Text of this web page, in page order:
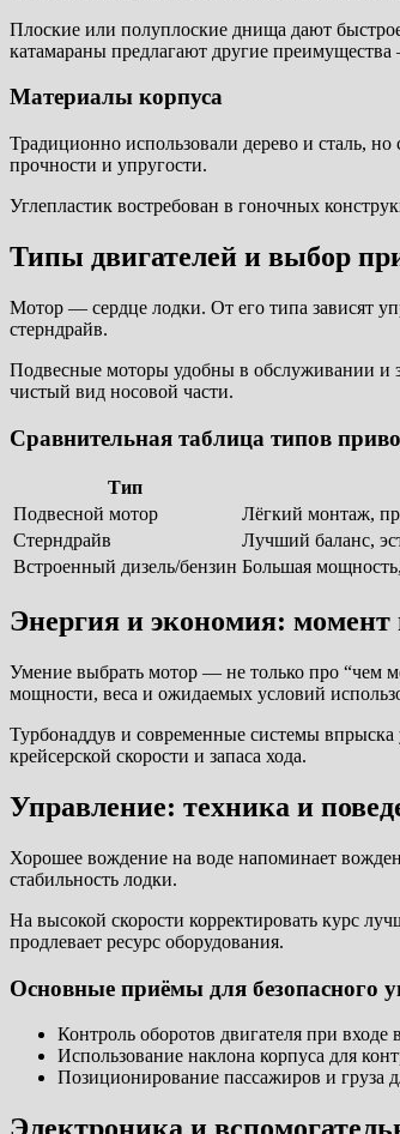
Плоские или полуплоские днища дают
катамараны предлагают другие
Материалы корпуса
Традиционно использовали дерево и сталь,
прочности и упругости.
Углепластик востребован в гоночных
Типы двигателей и выбор
Мотор — сердце лодки. От его типа зависят
стерндрайв.
Подвесные моторы удобны в обслуживании и
чистый вид носовой части.
Сравнительная таблица типов
Тип
Подвесной мотор
Лёгкий монтаж,
Стерндрайв
Лучший баланс,
Встроенный дизель/бензин Большая
Энергия и экономия: момент
Умение выбрать мотор — не только про “чем
мощности, веса и ожидаемых условий
Турбонаддув и современные системы впрыска
крейсерской скорости и запаса хода.
Управление: техника и
Хорошее вождение на воде напоминает
стабильность лодки.
На высокой скорости корректировать курс
продлевает ресурс оборудования.
Основные приёмы для безопасного
Контроль оборотов двигателя при входе
Использование наклона корпуса для
Позиционирование пассажиров и груза